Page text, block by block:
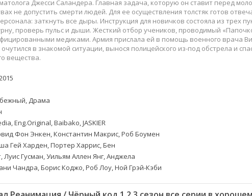
Исторические
Криминальные
Мелодрамы
Триллеры
Фэнтези
Netflix
HBO
Marvel
Джесси Саландера. Главная задача, которую он ставит перед
не допустить смерти людей. Для ее осуществления толстяк готов
заткнуть все дыры. Инструкция для новичков состояла из трех
проверь пульс и дыши. Жесткий отбор учеников, проводимый
медиками. Армия прислала ей в помощь военного врача
в знакомой ситуации, вынося полицейского из-под обстрела и
вещества.
Драма
Eng.Original, Baibako, JASKIER
Фон Энкен, Константин Макрис, Роб Боумен
Гей Харден, Портер Харрис, Бен
Луис Гусман, Уильям Аллен Янг, Анджела
Чандра, Борис Коджо, Роб Лоу, Ной Грэй-Кэби